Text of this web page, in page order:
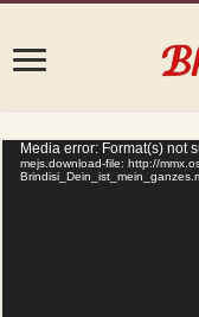
Video
Player
Media error: Format(s) not
mejs.download-file: http://